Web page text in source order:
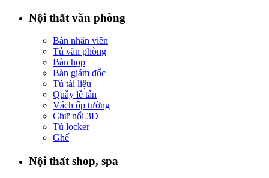
Nội thất văn phòng
Bàn nhân viên
Tủ văn phòng
Bàn họp
Bàn giám đốc
Tủ tài liệu
Quầy lễ tân
Vách ốp tường
Chữ nổi 3D
Tủ locker
Ghế
Nội thất shop, spa